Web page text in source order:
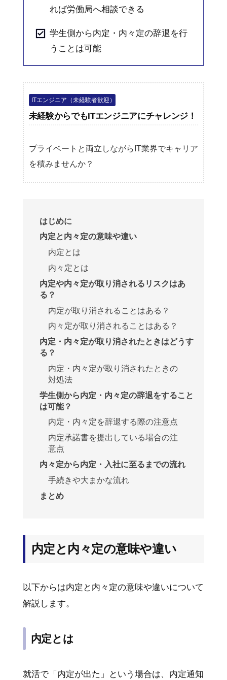
れば労働局へ相談できる
学生側から内定・内々定の辞退を行
うことは可能
ITエンジニア（未経験者歓迎）
未経験からでもITエンジニアにチャレンジ！
プライベートと両立しながらIT業界でキャリア
を積みませんか？
はじめに
内定と内々定の意味や違い
内定とは
内々定とは
内定や内々定が取り消されるリスクはあ
る？
内定が取り消されることはある？
内々定が取り消されることはある？
内定・内々定が取り消されたときはどうす
る？
内定・内々定が取り消されたときの
対処法
学生側から内定・内々定の辞退をすること
は可能？
内定・内々定を辞退する際の注意点
内定承諾書を提出している場合の注
意点
内々定から内定・入社に至るまでの流れ
手続きや大まかな流れ
まとめ
内定と内々定の意味や違い
以下からは内定と内々定の意味や違いについて
解説します。
内定とは
就活で「内定が出た」という場合は、内定通知